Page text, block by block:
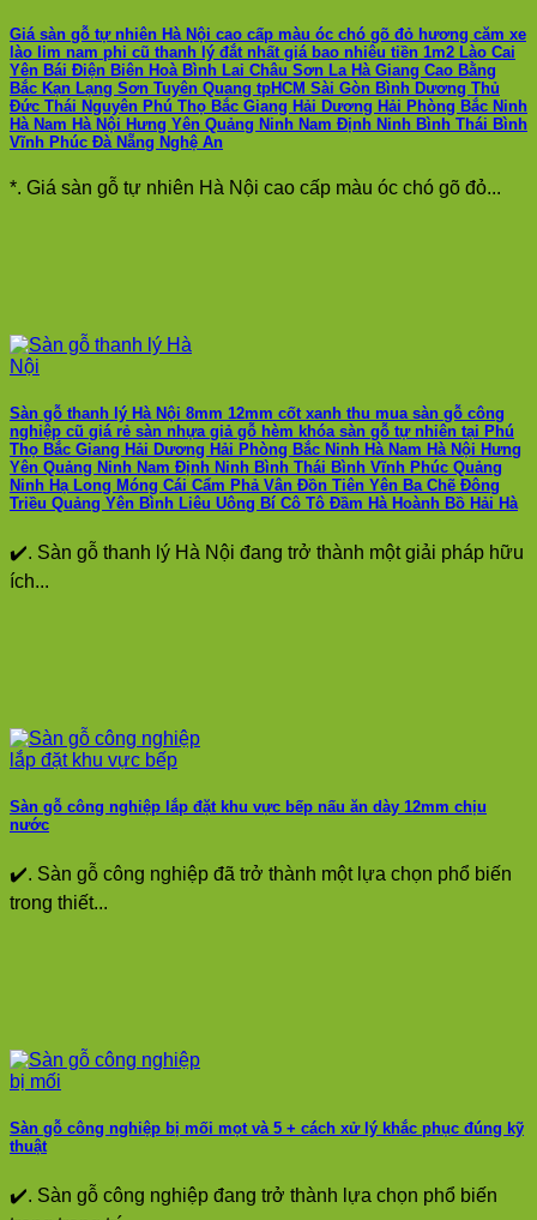
Giá sàn gỗ tự nhiên Hà Nội cao cấp màu óc chó gõ đỏ hương căm xe
lào lim nam phi cũ thanh lý đắt nhất giá bao nhiêu tiền 1m2 Lào Cai
Yên Bái Điện Biên Hoà Bình Lai Châu Sơn La Hà Giang Cao Bằng
Bắc Kạn Lạng Sơn Tuyên Quang tpHCM Sài Gòn Bình Dương Thủ
Đức Thái Nguyên Phú Thọ Bắc Giang Hải Dương Hải Phòng Bắc Ninh
Hà Nam Hà Nội Hưng Yên Quảng Ninh Nam Định Ninh Bình Thái Bình
Vĩnh Phúc Đà Nẵng Nghệ An
*. Giá sàn gỗ tự nhiên Hà Nội cao cấp màu óc chó gõ đỏ...
Sàn gỗ thanh lý Hà Nội 8mm 12mm cốt xanh thu mua sàn gỗ công
nghiệp cũ giá rẻ sàn nhựa giả gỗ hèm khóa sàn gỗ tự nhiên tại Phú
Thọ Bắc Giang Hải Dương Hải Phòng Bắc Ninh Hà Nam Hà Nội Hưng
Yên Quảng Ninh Nam Định Ninh Bình Thái Bình Vĩnh Phúc Quảng
Ninh Hạ Long Móng Cái Cẩm Phả Vân Đồn Tiên Yên Ba Chẽ Đông
Triều Quảng Yên Bình Liêu Uông Bí Cô Tô Đầm Hà Hoành Bồ Hải Hà
✔️. Sàn gỗ thanh lý Hà Nội đang trở thành một giải pháp hữu
ích...
Sàn gỗ công nghiệp lắp đặt khu vực bếp nấu ăn dày 12mm chịu
nước
✔️. Sàn gỗ công nghiệp đã trở thành một lựa chọn phổ biến
trong thiết...
Sàn gỗ công nghiệp bị mối mọt và 5 + cách xử lý khắc phục đúng kỹ
thuật
✔️. Sàn gỗ công nghiệp đang trở thành lựa chọn phổ biến